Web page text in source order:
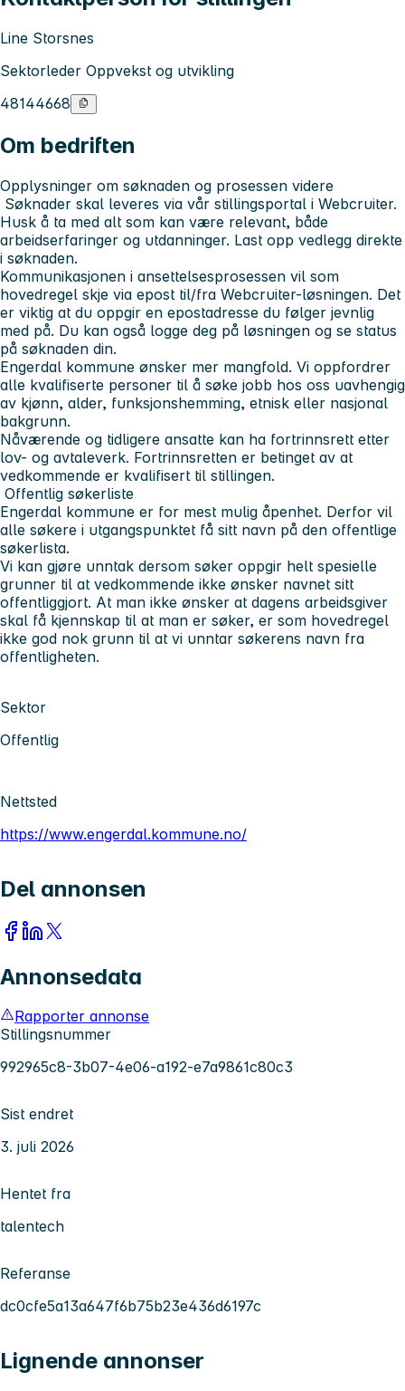
Line Storsnes
Sektorleder Oppvekst og utvikling
48144668
Om bedriften
Opplysninger om søknaden og prosessen videre
Søknader skal leveres via vår stillingsportal i Webcruiter.
Husk å ta med alt som kan være relevant, både
arbeidserfaringer og utdanninger. Last opp vedlegg direkte
i søknaden.
Kommunikasjonen i ansettelsesprosessen vil som
hovedregel skje via epost til/fra Webcruiter-løsningen. Det
er viktig at du oppgir en epostadresse du følger jevnlig
med på. Du kan også logge deg på løsningen og se status
på søknaden din.
Engerdal kommune ønsker mer mangfold. Vi oppfordrer
alle kvalifiserte personer til å søke jobb hos oss uavhengig
av kjønn, alder, funksjonshemming, etnisk eller nasjonal
bakgrunn.
Nåværende og tidligere ansatte kan ha fortrinnsrett etter
lov- og avtaleverk. Fortrinnsretten er betinget av at
vedkommende er kvalifisert til stillingen.
Offentlig søkerliste
Engerdal kommune er for mest mulig åpenhet. Derfor vil
alle søkere i utgangspunktet få sitt navn på den offentlige
søkerlista.
Vi kan gjøre unntak dersom søker oppgir helt spesielle
grunner til at vedkommende ikke ønsker navnet sitt
offentliggjort. At man ikke ønsker at dagens arbeidsgiver
skal få kjennskap til at man er søker, er som hovedregel
ikke god nok grunn til at vi unntar søkerens navn fra
offentligheten.
Sektor
Offentlig
Nettsted
https://www.engerdal.kommune.no/
Del annonsen
Annonsedata
Rapporter annonse
Stillingsnummer
992965c8-3b07-4e06-a192-e7a9861c80c3
Sist endret
3. juli 2026
Hentet fra
talentech
Referanse
dc0cfe5a13a647f6b75b23e436d6197c
Lignende annonser